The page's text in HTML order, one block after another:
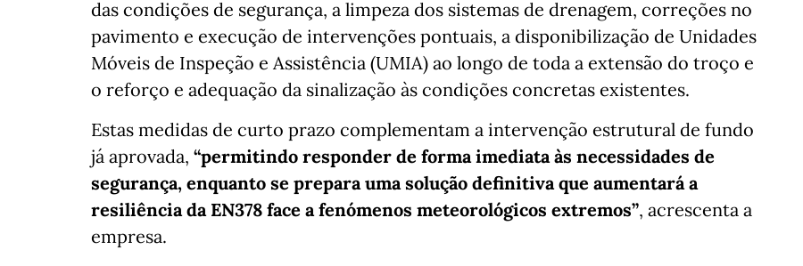
das condições de segurança, a limpeza dos sistemas de drenagem, correções no
pavimento e execução de intervenções pontuais, a disponibilização de Unidades
Móveis de Inspeção e Assistência (UMIA) ao longo de toda a extensão do troço e
o reforço e adequação da sinalização às condições concretas existentes.
Estas medidas de curto prazo complementam a intervenção estrutural de fundo
já aprovada, “permitindo responder de forma imediata às necessidades de
segurança, enquanto se prepara uma solução definitiva que aumentará a
resiliência da EN378 face a fenómenos meteorológicos extremos”, acrescenta a
empresa.